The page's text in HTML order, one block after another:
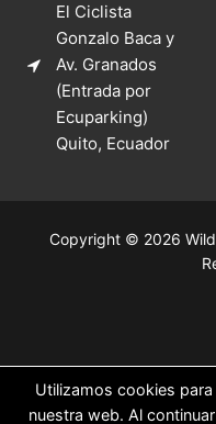
El Ciclista
Gonzalo Baca y
Av. Granados
(Entrada por
Ecuparking)
Quito, Ecuador
Copyright © 2026 Wild
Utilizamos cookies
nuestra web. Al